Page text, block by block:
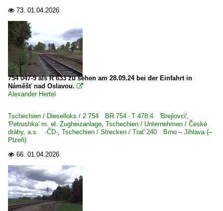
Unternehmen (L - Z)
Leipziger Eisenbahnverkehrsgesellschaft mbH ·LEG·
Mitteldeutsche Eisenbahn GmbH, Schkopau ·MEG·
Muldental-Eisenbahnverkehrsgesellschaft mbH, Zwickau
Neckar-Schwarzwald-Alb Eisenbahnverkehrsgesellschaft
PRESS Eisenbahn-Bau- und Betriebsgesellschaft
Railsystems RP GmbH, Gotha ·RPRS·
RBH Logistics GmbH, Gladbeck
Stock - Transport - e. K., Inh. Michael Stock, Bodenheim
SWT STAHLWERK Thüringen GmbH, Unterwellenborn
Triangula Logistik GmbH ·TRG·
TX Logistik AG, Troisdorf ·TXL·
 73. 01.04.2026
754 047-9 als R 633 zu sehen am 28.09.24 bei der Einfahrt in
Náměšť nad Oslavou. 
Alexander Hertel
Tschechien / Dieselloks / 2 754 BR 754 · T 478.4 'Brejlovci',
'Petrushka' m. el. Zugheizanlage, Tschechien / Unternehmen / České
dráhy, a.s. ·ČD·, Tschechien / Strecken / Trať 240 Brno – Jihlava (–
Plzeň)
 66. 01.04.2026